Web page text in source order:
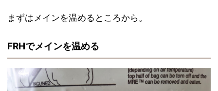
まずはメインを温めるところから。
FRHでメインを温める